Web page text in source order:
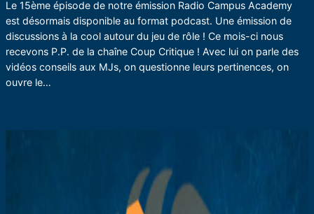
Le 15ème épisode de notre émission Radio Campus Academy
est désormais disponible au format podcast. Une émission de
discussions à la cool autour du jeu de rôle ! Ce mois-ci nous
recevons P.P. de la chaîne Coup Critique ! Avec lui on parle des
vidéos conseils aux MJs, on questionne leurs pertinences, on
ouvre le…